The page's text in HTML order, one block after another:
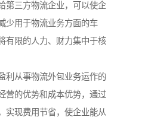
第三方物流企业，可以使企
少用于物流业务方面的车
有限的人力、财力集中于核
利从事物流外包业务运作的
营的优势和成本优势，通过
实现费用节省，使企业能从